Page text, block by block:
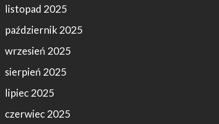
listopad 2025
październik 2025
wrzesień 2025
sierpień 2025
lipiec 2025
czerwiec 2025